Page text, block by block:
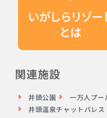
関連施設
井頭公園 一万人プー
井頭温泉チャットパレス